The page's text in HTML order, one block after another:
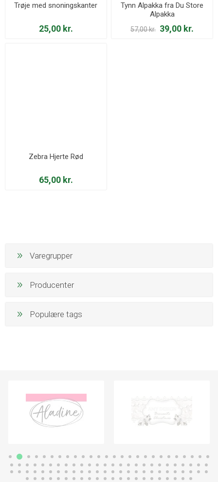
Trøje med snoningskanter
25,00 kr.
Tynn Alpakka fra Du Store
Alpakka
57,00 kr. 39,00 kr.
Zebra Hjerte Rød
65,00 kr.
Varegrupper
Producenter
Populære tags